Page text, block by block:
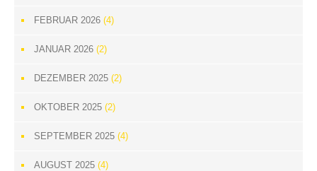
FEBRUAR 2026 (4)
JANUAR 2026 (2)
DEZEMBER 2025 (2)
OKTOBER 2025 (2)
SEPTEMBER 2025 (4)
AUGUST 2025 (4)